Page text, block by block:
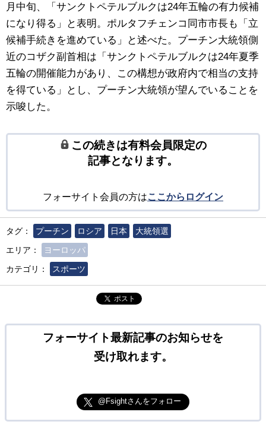
月中旬、「サンクトペテルブルクは24年五輪の有力候補
になり得る」と表明。ポルタフチェンコ同市市長も「立
候補手続きを進めている」と述べた。プーチン大統領側
近のコザク副首相は「サンクトペテルブルクは24年夏季
五輪の開催能力があり、この構想が政府内で相当の支持
を得ている」とし、プーチン大統領が望んでいることを
示唆した。
この続きは有料会員限定の
記事となります。
フォーサイト会員の方はここからログイン
タグ： プーチン ロシア 日本
大統領選
エリア：
ヨーロッパ
カテゴリ：
スポーツ
ポスト
フォーサイト最新記事のお知らせを
受け取れます。
@Fsightさんをフォロー